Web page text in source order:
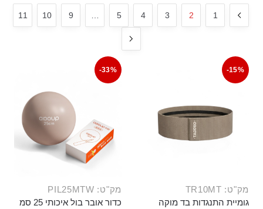
1
2
3
4
5
…
9
10
11
-15%
מק"ט: TR10MT
גומיית התנגדות בד מוקה
-33%
מק"ט: PIL25MTW
כדור אובר בול איכותי 25 סמ